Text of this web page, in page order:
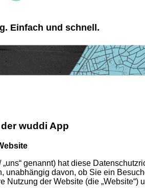
Einfach und schnell.
wuddi App
genannt) hat diese
davon, ob Sie ein
der Website (die „Website“)